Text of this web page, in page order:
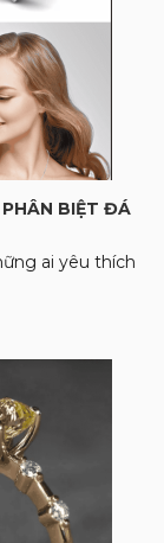
BIỆT ĐÁ
ai yêu thích